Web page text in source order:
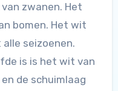
zwanen. Het
bomen. Het wit
seizoenen.
is is het wit van
de schuimlaag